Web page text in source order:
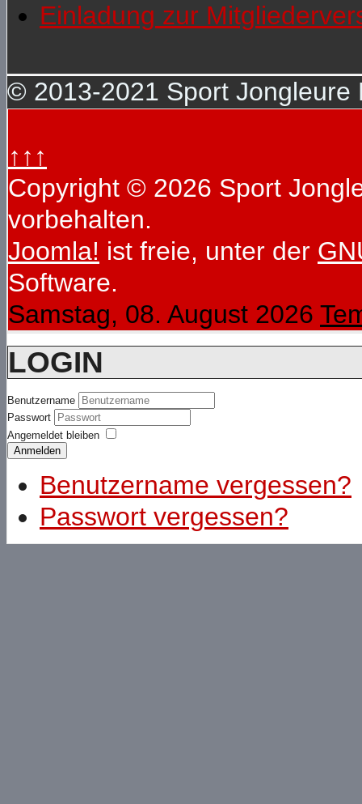
Einladung zur
© 2013-2021 Sport Jongleure
↑↑↑
Copyright © 2026 Sport
vorbehalten.
Joomla! ist freie, unter der
Software.
Samstag, 08. August 2026
LOGIN
Benutzername
Passwort
Angemeldet bleiben
Anmelden
Benutzername vergessen?
Passwort vergessen?